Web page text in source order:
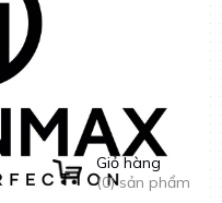
Giỏ hàng
(0) sản phẩm